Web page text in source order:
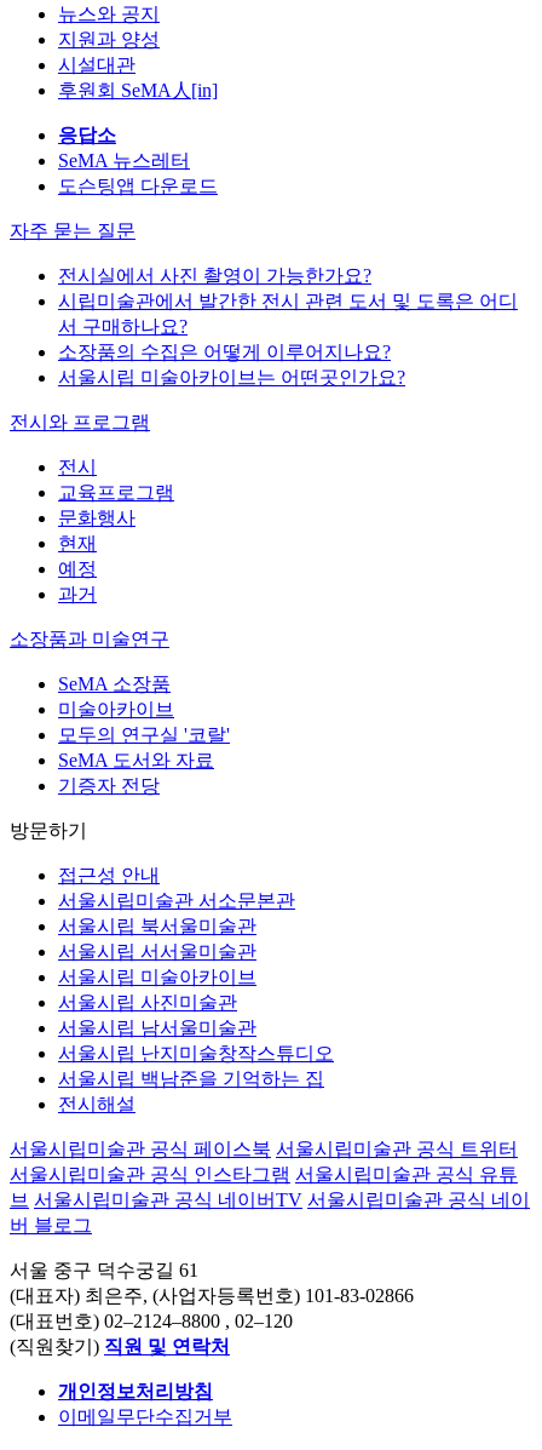
뉴스와 공지
지원과 양성
시설대관
후원회 SeMA人[in]
응답소
SeMA 뉴스레터
도슨팅앱 다운로드
자주 묻는 질문
전시실에서 사진 촬영이 가능한가요?
시립미술관에서 발간한 전시 관련 도서 및 도록은 어디
서 구매하나요?
소장품의 수집은 어떻게 이루어지나요?
서울시립 미술아카이브는 어떤곳인가요?
전시와 프로그램
전시
교육프로그램
문화행사
현재
예정
과거
소장품과 미술연구
SeMA 소장품
미술아카이브
모두의 연구실 '코랄'
SeMA 도서와 자료
기증자 전당
방문하기
접근성 안내
서울시립미술관 서소문본관
서울시립 북서울미술관
서울시립 서서울미술관
서울시립 미술아카이브
서울시립 사진미술관
서울시립 남서울미술관
서울시립 난지미술창작스튜디오
서울시립 백남준을 기억하는 집
전시해설
서울시립미술관 공식 페이스북 서울시립미술관 공식 트위터
서울시립미술관 공식 인스타그램 서울시립미술관 공식 유튜
브 서울시립미술관 공식 네이버TV 서울시립미술관 공식 네이
버 블로그
서울 중구 덕수궁길 61
(대표자) 최은주, (사업자등록번호) 101-83-02866
(대표번호) 02–2124–8800 , 02–120
(직원찾기) 직원 및 연락처
개인정보처리방침
이메일무단수집거부